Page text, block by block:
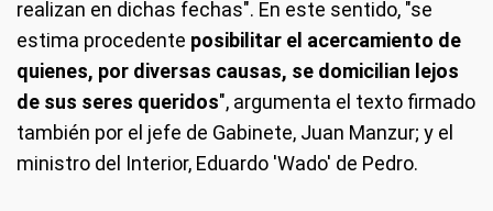
realizan en dichas fechas". En este sentido, "se
estima procedente posibilitar el acercamiento de
quienes, por diversas causas, se domicilian lejos
de sus seres queridos", argumenta el texto firmado
también por el jefe de Gabinete, Juan Manzur; y el
ministro del Interior, Eduardo 'Wado' de Pedro.